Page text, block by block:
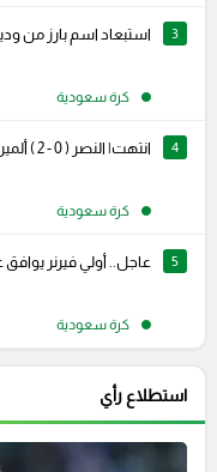
3 استبعاد اسم بارز من
كرة سعودية
4 انتهت| النصر ( 0 - 2 ) ألميريا الإسباني .. مباراة ودية
كرة سعودية
5 عاجل.. أولي فيرنر
كرة سعودية
استطلاع رأي